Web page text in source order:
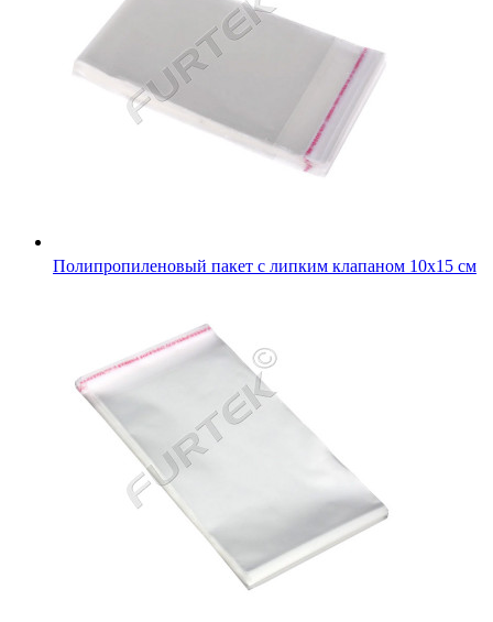
Полипропиленовый пакет с липким клапаном 10х15 см